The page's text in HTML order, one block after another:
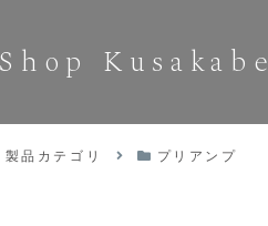
Kusakabe
製品カテゴリ プリアンプ